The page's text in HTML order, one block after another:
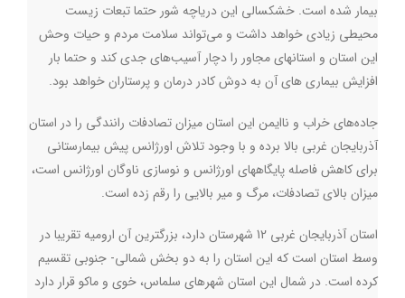
بیمار شده است. خشکسالی این دریاچه شور حتما تبعات زیست
محیطی زیادی خواهد داشت و می‌تواند سلامت مردم و حیات وحش
این استان و استانهای مجاور را دچار آسیب‌های جدی کند و حتما بار
افزایش بیماری های آن به دوش کادر درمان و پرستاران خواهد بود.
جاده‌های خراب و ناایمن این استان میزان تصادفات رانندگی را در استان
آذربایجان غربی بالا برده و با وجود تلاش اورژانس پیش بیمارستانی
برای کاهش فاصله پایگاههای اورژانس و نوسازی ناوگان اورژانس است،
میزان بالای تصادفات، مرگ و میر بالایی را رقم زده است.
استان آذربایجان غربی 12 شهرستان دارد، بزرگترین آن ارومیه تقریبا در
وسط استان است که این استان را به دو بخش شمالی- جنوبی تقسیم
کرده است. در شمال این استان شهرهای سلماس، خوی و ماکو قرار دارد